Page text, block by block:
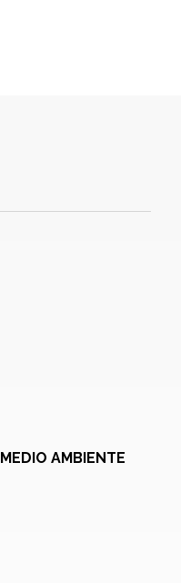
MEDIO AMBIENTE